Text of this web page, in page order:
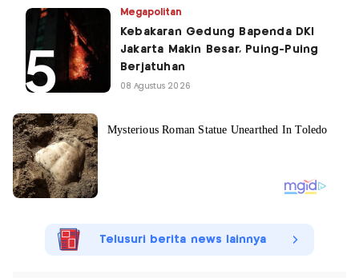
Megapolitan
Kebakaran Gedung Bapenda DKI
Jakarta Makin Besar, Puing-Puing
Berjatuhan
08 Agustus 2026
Telusuri berita news lainnya